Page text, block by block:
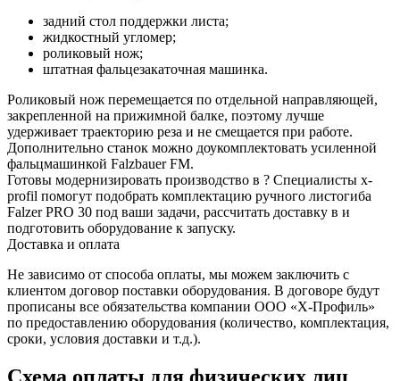
задний стол поддержки листа;
жидкостный угломер;
роликовый нож;
штатная фальцезакаточная машинка.
Роликовый нож перемещается по отдельной направляющей,
закрепленной на прижимной балке, поэтому лучше
удерживает траекторию реза и не смещается при работе.
Дополнительно станок можно доукомплектовать усиленной
фальцмашинкой Falzbauer FM.
Готовы модернизировать производство в ? Специалисты x-
profil помогут подобрать комплектацию ручного листогиба
Falzer PRO 30 под ваши задачи, рассчитать доставку в и
подготовить оборудование к запуску.
Доставка и оплата
Не зависимо от способа оплаты, мы можем заключить с
клиентом договор поставки оборудования. В договоре будут
прописаны все обязательства компании ООО «Х-Профиль»
по предоставлению оборудования (количество, комплектация,
сроки, условия доставки и т.д.).